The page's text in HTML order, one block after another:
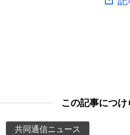
Images
この記事につ
共同通信ニュース